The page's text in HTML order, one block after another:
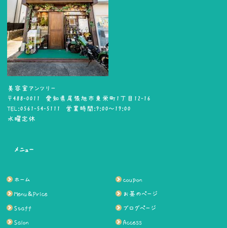
美容室アンツリー
〒488-0011 愛知県尾張旭市東栄町1丁目12-16
TEL:0561-54-5111 営業時間:9:00～19:00
水曜定休
メニュー
ホーム
Menu＆Price
Staff
Salon
coupon
お茶のページ
ブログページ
Access